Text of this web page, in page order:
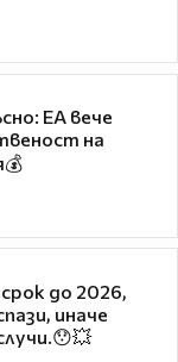
EA вече
на
до 2026,
иначе